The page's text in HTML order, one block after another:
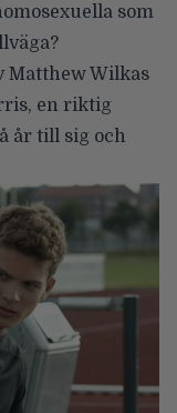
som
Matthew Wilkas
en riktig
år till sig och